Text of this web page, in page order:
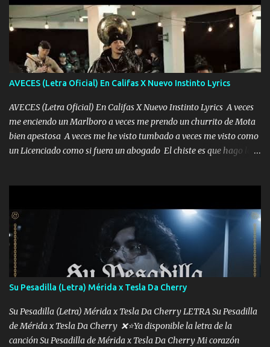
AVECES (Letra Oficial) En Califas X Nuevo Instinto Lyrics
AVECES (Letra Oficial) En Califas X Nuevo Instinto Lyrics A veces
me enciendo un Marlboro a veces me prendo un churrito de Mota
bien apestosa A veces me he visto tumbado a veces me visto como
un Licenciado como si fuera un abogado El chiste es que hago lo
corriente no quieren verte subir de level trucha mis plebes Música
A veces me pongo un sombrero a veces me ven la cachucha de lado
con la mirada siempre en alto A veces me fajó una super o a veces
me fajó una Glock siempre armado todas las generaciones yo
traigo El chiste es que hago lo que quiero pues así soy me mandó
yo tengo el control a todos yo les paro el dedo soy hocicon un
malcriado un malandrón Que Les importa no saben nada falsas
las risas las que me miran hay gente corriente no quieren ve...
Su Pesadilla (Letra) Mérida x Tesla Da Cherry
Su Pesadilla (Letra) Mérida x Tesla Da Cherry LETRA Su Pesadilla
de Mérida x Tesla Da Cherry ❌⭐Ya disponible la letra de la
canción Su Pesadilla de Mérida x Tesla Da Cherry Mi corazón